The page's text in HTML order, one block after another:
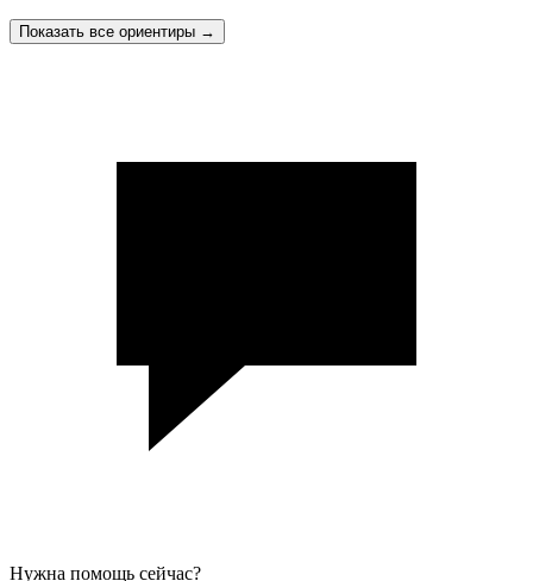
Показать все ориентиры →
Нужна помощь сейчас?